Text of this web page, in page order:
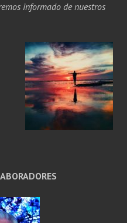
informado de nuestros